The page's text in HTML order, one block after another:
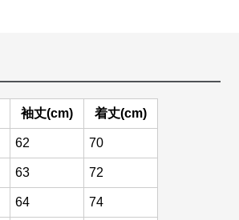
袖丈(cm) 着丈(cm)
62 70
63 72
64 74